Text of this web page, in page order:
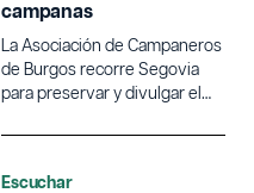
campanas
La Asociación de Campaneros
de Burgos recorre Segovia
para preservar y divulgar el
campanas.
Escuchar